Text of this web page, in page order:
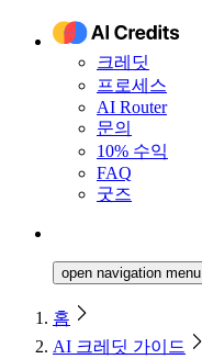
크레딧
프로세스
AI Router
문의
10% 수익
FAQ
굿즈
open navigation menu
홈
AI 크레딧 가이드